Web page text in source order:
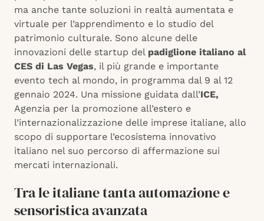
ma anche tante soluzioni in realtà aumentata e
virtuale per l’apprendimento e lo studio del
patrimonio culturale. Sono alcune delle
innovazioni delle startup del padiglione italiano al
CES di Las Vegas, il più grande e importante
evento tech al mondo, in programma dal 9 al 12
gennaio 2024. Una missione guidata dall’ICE,
Agenzia per la promozione all’estero e
l’internazionalizzazione delle imprese italiane, allo
scopo di supportare l’ecosistema innovativo
italiano nel suo percorso di affermazione sui
mercati internazionali.
Tra le italiane tanta automazione e
sensoristica avanzata